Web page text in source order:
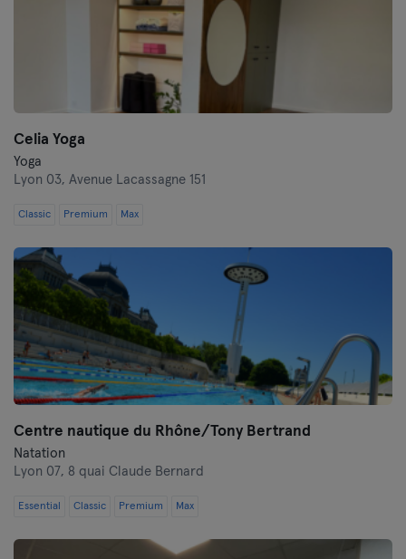
Celia Yoga
Yoga
Lyon 03, Avenue Lacassagne 151
Classic Premium Max
Centre nautique du Rhône/Tony Bertrand
Natation
Lyon 07, 8 quai Claude Bernard
Essential Classic Premium Max